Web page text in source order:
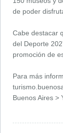
de poder
Cabe destacar
del Deporte
promoción de
Para más
Buenos Aires >